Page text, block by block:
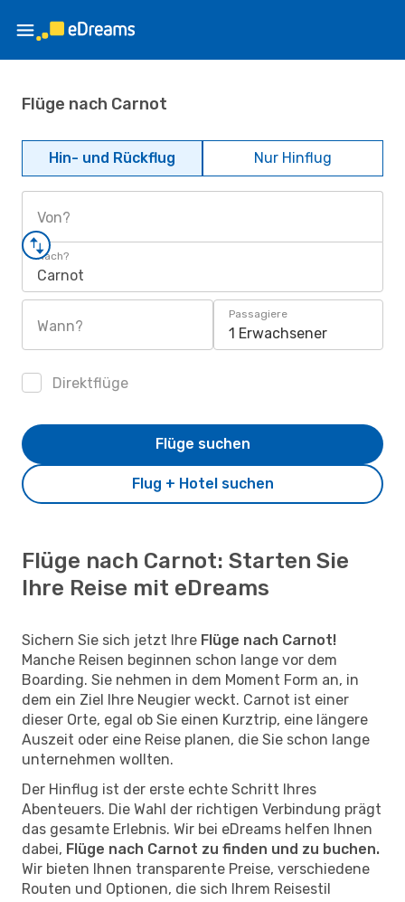
Flüge nach Carnot
Hin- und Rückflug Nur Hinflug
Von?
Nach?
Carnot
Wann?
Passagiere
1 Erwachsener
Direktflüge
Flug + Hotel suchen
Flüge suchen
Flüge nach Carnot: Starten Sie
Ihre Reise mit eDreams
Sichern Sie sich jetzt Ihre Flüge nach Carnot!
Manche Reisen beginnen schon lange vor dem
Boarding. Sie nehmen in dem Moment Form an, in
dem ein Ziel Ihre Neugier weckt. Carnot ist einer
dieser Orte, egal ob Sie einen Kurztrip, eine längere
Auszeit oder eine Reise planen, die Sie schon lange
unternehmen wollten.
Der Hinflug ist der erste echte Schritt Ihres
Abenteuers. Die Wahl der richtigen Verbindung prägt
das gesamte Erlebnis. Wir bei eDreams helfen Ihnen
dabei, Flüge nach Carnot zu finden und zu buchen.
Wir bieten Ihnen transparente Preise, verschiedene
Routen und Optionen, die sich Ihrem Reisestil